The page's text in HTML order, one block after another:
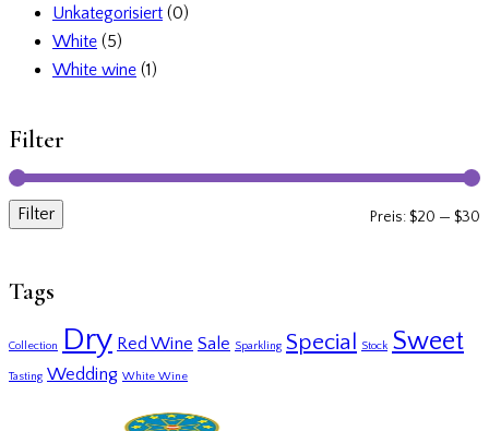
Unkategorisiert (0)
White (5)
White wine (1)
Filter
Filter Preis:$20 — $30
Tags
Collection Dry Red Wine Sale Sparkling Special Stock Sweet
Tasting Wedding White Wine